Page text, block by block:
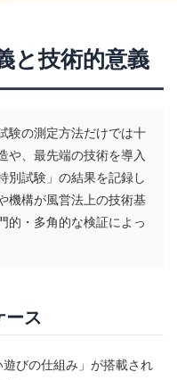
格 釘
釘ゲージ
釘メモ
釘位置測定
閉店取り切れず
防振素材
防振設計
計
隠れ当たり
動発射
電圧制御
子制御PCB
電子認証
と技術的意義
験の測定方法だけでは十
や、最先端の技術を導入
別試験」の結果を記録し
機構が風営法上の技術基
的・多角的な検証によっ
ース
びの仕組み」が搭載され